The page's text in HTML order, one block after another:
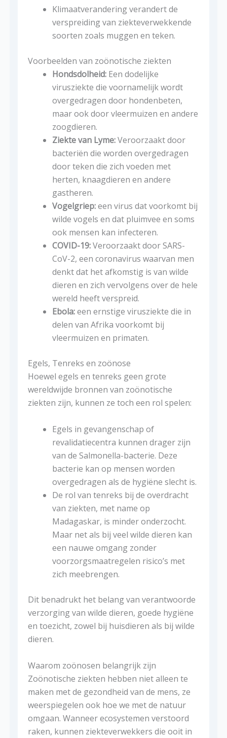
Klimaatverandering verandert de
verspreiding van ziekteverwekkende
soorten zoals muggen en teken.
Voorbeelden van zoönotische ziekten
Hondsdolheid: Een dodelijke
virusziekte die voornamelijk wordt
overgedragen door hondenbeten,
maar ook door vleermuizen en andere
zoogdieren.
Ziekte van Lyme:Veroorzaakt door
bacteriën die worden overgedragen
door teken die zich voeden met
herten, knaagdieren en andere
gastheren.
Vogelgriep:een virus dat voorkomt bij
wilde vogels en dat pluimvee en soms
ook mensen kan infecteren.
COVID-19:Veroorzaakt door SARS-
CoV-2, een coronavirus waarvan men
denkt dat het afkomstig is van wilde
dieren en zich vervolgens over de hele
wereld heeft verspreid.
Ebola:een ernstige virusziekte die in
delen van Afrika voorkomt bij
vleermuizen en primaten.
Egels, Tenreks en zoönose
Hoewel egels en tenreks geen grote
wereldwijde bronnen van zoönotische
ziekten zijn, kunnen ze toch een rol spelen:
Egels in gevangenschap of
revalidatiecentra kunnen drager zijn
van de Salmonella-bacterie. Deze
bacterie kan op mensen worden
overgedragen als de hygiëne slecht is.
De rol van tenreks bij de overdracht
van ziekten, met name op
Madagaskar, is minder onderzocht.
Maar net als bij veel wilde dieren kan
een nauwe omgang zonder
voorzorgsmaatregelen risico’s met
zich meebrengen.
Dit benadrukt het belang van verantwoorde
verzorging van wilde dieren, goede hygiëne
en toezicht, zowel bij huisdieren als bij wilde
dieren.
Waarom zoönosen belangrijk zijn
Zoönotische ziekten hebben niet alleen te
maken met de gezondheid van de mens, ze
weerspiegelen ook hoe we met de natuur
omgaan. Wanneer ecosystemen verstoord
raken, kunnen ziekteverwekkers die ooit in